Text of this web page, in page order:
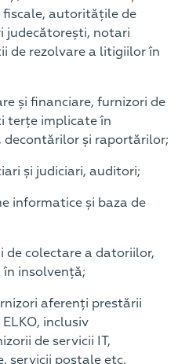
autoritățile de
judecătorești, notari
de rezolvare a litigiilor în
și financiare, furnizori de
terțe implicate în
și raportărilor;
și judiciari, auditori;
informatice și baza de
de colectare a datoriilor,
insolvență;
aferenți prestării
inclusiv
de servicii IT,
servicii poștale etc.